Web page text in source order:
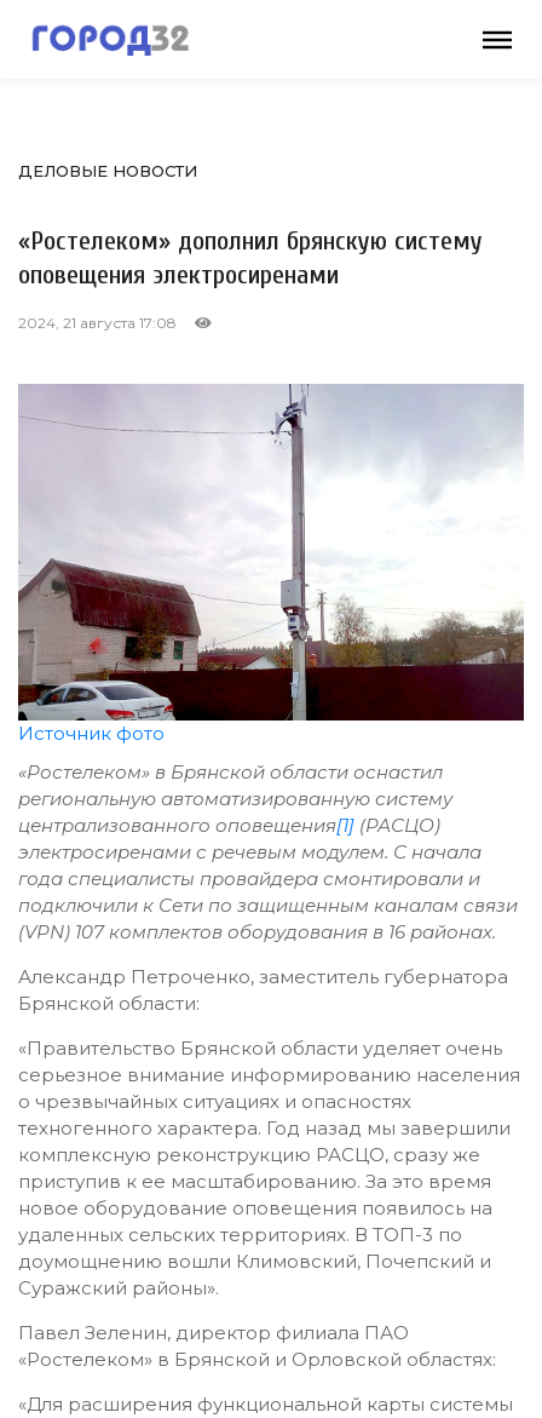
ДЕЛОВЫЕ НОВОСТИ
«Ростелеком» дополнил брянскую систему
оповещения электросиренами
2024, 21 августа 17:08
Источник фото
«Ростелеком» в Брянской области оснастил
региональную автоматизированную систему
централизованного оповещения[1] (РАСЦО)
электросиренами с речевым модулем. С начала
года специалисты провайдера смонтировали и
подключили к Сети по защищенным каналам связи
(VPN) 107 комплектов оборудования в 16 районах.
Александр Петроченко, заместитель губернатора
Брянской области:
«Правительство Брянской области уделяет очень
серьезное внимание информированию населения
о чрезвычайных ситуациях и опасностях
техногенного характера. Год назад мы завершили
комплексную реконструкцию РАСЦО, сразу же
приступив к ее масштабированию. За это время
новое оборудование оповещения появилось на
удаленных сельских территориях. В ТОП-3 по
доумощнению вошли Климовский, Почепский и
Суражский районы».
Павел Зеленин, директор филиала ПАО
«Ростелеком» в Брянской и Орловской областях:
«Для расширения функциональной карты системы